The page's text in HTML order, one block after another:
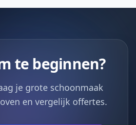
te beginnen?
je grote schoonmaak
en vergelijk offertes.